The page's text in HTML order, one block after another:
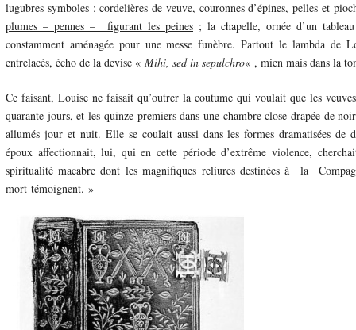
lugubres symboles :cordelières de veuve, couronnes d’épines, pelles et
plumes – pennes – figurant les peines ; la chapelle, ornée d’un
constamment aménagée pour une messe funèbre. Partout le lambda de
entrelacés, écho de la devise « Mihi, sed in sepulchro« , mien mais dans la
Ce faisant, Louise ne faisait qu’outrer la coutume qui voulait que les
quarante jours, et les quinze premiers dans une chambre close drapée de
allumés jour et nuit. Elle se coulait aussi dans les formes dramatisées de
époux affectionnait, lui, qui en cette période d’extrême violence,
spiritualité macabre dont les magnifiques reliures destinées à la
mort témoignent. »